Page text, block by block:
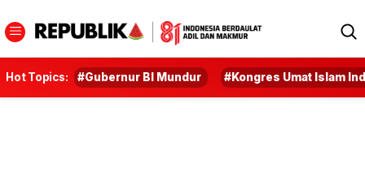
Hot Topics: #Gubernur BI Mundur #Kongres Umat Islam